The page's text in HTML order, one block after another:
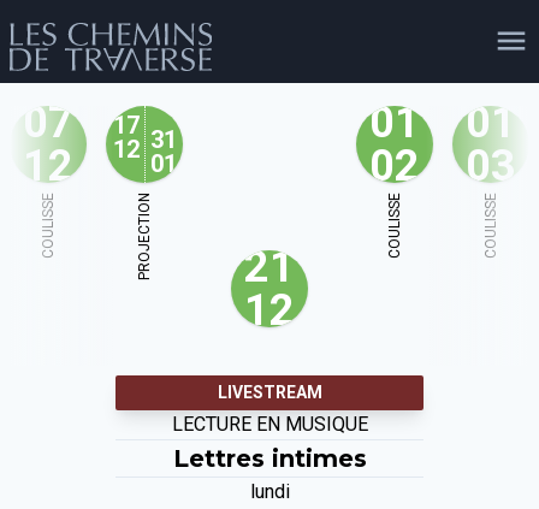
agenda personnes shop
facebook
07
12
COULISSE
17
12 31
01
PROJECTION
21
12
01
02
COULISSE
01
03
COULISSE
LIVESTREAM
LECTURE EN MUSIQUE
Lettres intimes
lundi